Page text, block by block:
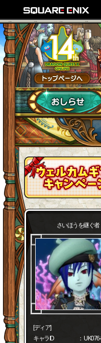
さいほうを継ぐ者
[ディア]
キャラID
：